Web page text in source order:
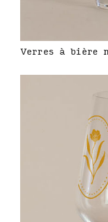
Verres à bière